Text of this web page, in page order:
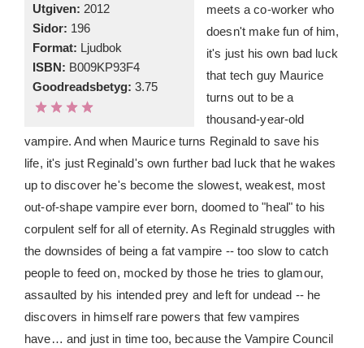
Utgiven: 2012
Sidor: 196
Format: Ljudbok
ISBN: B009KP93F4
Goodreadsbetyg: 3.75
meets a co-worker who
doesn't make fun of him,
it's just his own bad luck
that tech guy Maurice
turns out to be a
thousand-year-old
vampire. And when Maurice turns Reginald to save his
life, it's just Reginald's own further bad luck that he wakes
up to discover he's become the slowest, weakest, most
out-of-shape vampire ever born, doomed to "heal" to his
corpulent self for all of eternity. As Reginald struggles with
the downsides of being a fat vampire -- too slow to catch
people to feed on, mocked by those he tries to glamour,
assaulted by his intended prey and left for undead -- he
discovers in himself rare powers that few vampires
have… and just in time too, because the Vampire Council